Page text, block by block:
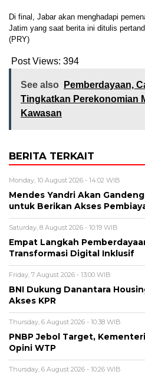
Di final, Jabar akan menghadapi
Jatim yang saat berita ini ditulis
(PRY)
Post Views: 394
See also
Pemberdayaan,
Tingkatkan Perekonomian
Kawasan
BERITA TERKAIT
Monday, 10 August 2026 - 14:02 WIB
Mendes Yandri Akan
untuk Berikan Akses
Saturday, 8 August 2026 - 10:19 WIB
Empat Langkah
Transformasi Digital Inklusif
Friday, 7 August 2026 - 13:00 WIB
BNI Dukung Danantara
Akses KPR
Thursday, 6 August 2026 - 10:38 WIB
PNBP Jebol Target,
Opini WTP
Thursday, 6 August 2026 - 10:26 WIB